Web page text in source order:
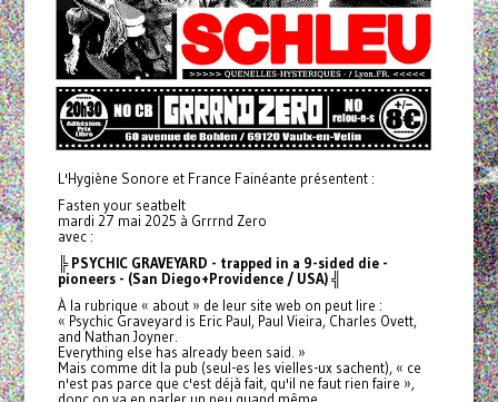
L'Hygiène Sonore et France Fainéante présentent :
Fasten your seatbelt
mardi 27 mai 2025 à Grrrnd Zero
avec :
╠ PSYCHIC GRAVEYARD - trapped in a 9-sided die -
pioneers - (San Diego+Providence / USA) ╣
À la rubrique « about » de leur site web on peut lire :
« Psychic Graveyard is Eric Paul, Paul Vieira, Charles Ovett,
and Nathan Joyner.
Everything else has already been said. »
Mais comme dit la pub (seul-es les vielles-ux sachent), « ce
n'est pas parce que c'est déjà fait, qu'il ne faut rien faire »,